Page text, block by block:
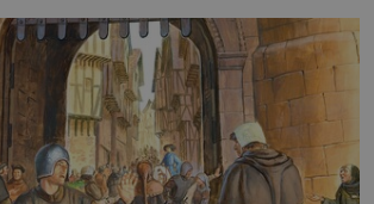
latinskoamerických zemí a k tomu